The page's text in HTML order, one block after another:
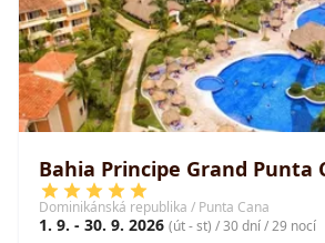
Bahia Principe Grand Punta
Dominikánská republika / Punta Cana
1. 9. - 30. 9. 2026 (út - st) / 30 dní / 29 nocí